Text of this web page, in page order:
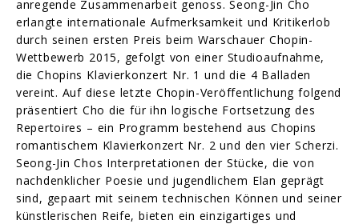
anregende Zusammenarbeit genoss. Seong-Jin Cho
erlangte internationale Aufmerksamkeit und Kritikerlob
durch seinen ersten Preis beim Warschauer Chopin-
Wettbewerb 2015, gefolgt von einer Studioaufnahme,
die Chopins Klavierkonzert Nr. 1 und die 4 Balladen
vereint. Auf diese letzte Chopin-Veröffentlichung folgend
präsentiert Cho die für ihn logische Fortsetzung des
Repertoires – ein Programm bestehend aus Chopins
romantischem Klavierkonzert Nr. 2 und den vier Scherzi.
Seong-Jin Chos Interpretationen der Stücke, die von
nachdenklicher Poesie und jugendlichem Elan geprägt
sind, gepaart mit seinem technischen Können und seiner
künstlerischen Reife, bieten ein einzigartiges und